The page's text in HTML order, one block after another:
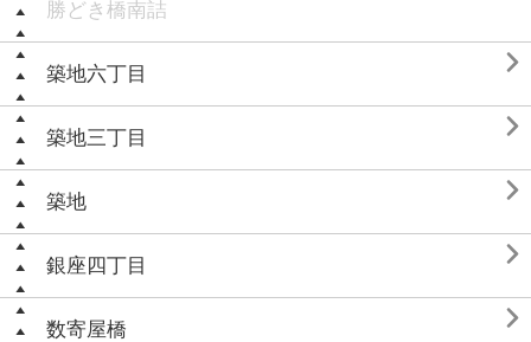
勝どき橋南詰
築地六丁目 
築地三丁目 
築地 
銀座四丁目 
数寄屋橋 